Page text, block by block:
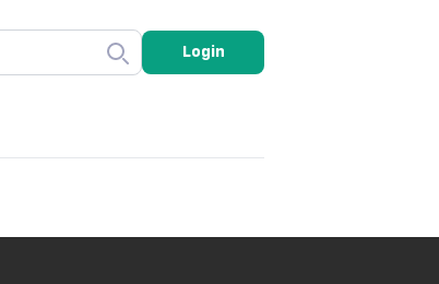
Login